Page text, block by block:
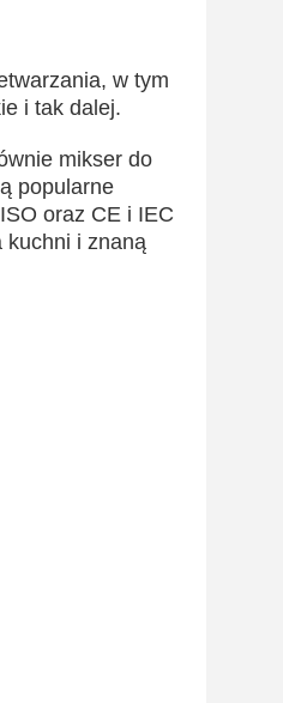
w tym
i tak dalej.
mikser do
popularne
oraz CE i IEC
kuchni i znaną